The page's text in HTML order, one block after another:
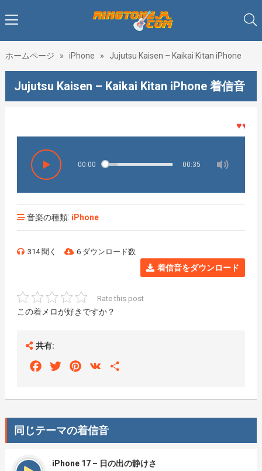
ホームページ » iPhone » Jujutsu Kaisen – Kaikai Kitan iPhone
Jujutsu Kaisen – Kaikai Kitan iPhone 着信音
♥♥♥着メ
00:00 00:35
音楽の種類: iPhone
314 聞く 6 ダウンロード数
着信音をダウンロード
Rate this post
この着メロが好きですか？
共有:
FacebookTwitterPinterest
VK
同じテーマの着信音
iPhone 17 – 日の出の静けさ